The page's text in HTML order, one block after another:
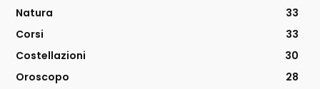
Natura
33
Corsi
33
Costellazioni
30
Oroscopo
28